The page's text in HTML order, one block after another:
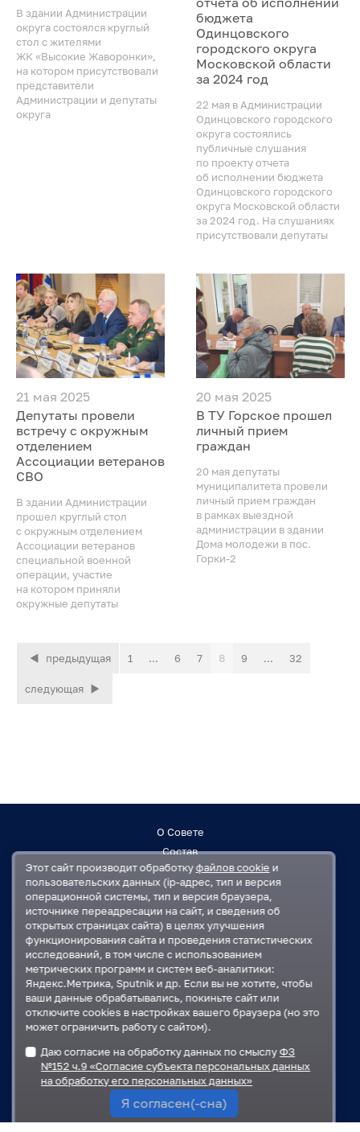
В здании Администрации
округа состоялся круглый
стол с жителями
ЖК «Высокие Жаворонки»,
на котором присутствовали
представители
Администрации и депутаты
округа
бюджета
Одинцовского
городского округа
Московской области
за 2024 год
22 мая в Администрации
Одинцовского городского
округа состоялись
публичные слушания
по проекту отчета
об исполнении бюджета
Одинцовского городского
округа Московской области
за 2024 год. На слушаниях
присутствовали депутаты
21 мая 2025
Депутаты провели
встречу с окружным
отделением
Ассоциации ветеранов
СВО
В здании Администрации
прошел круглый стол
с окружным отделением
Ассоциации ветеранов
специальной военной
операции, участие
на котором приняли
окружные депутаты
20 мая 2025
В ТУ Горское прошел
личный прием
граждан
20 мая депутаты
муниципалитета провели
личный прием граждан
в рамках выездной
администрации в здании
Дома молодежи в пос.
Горки-2
предыдущая 1 ... 6 7 8 9 ... 32
следующая
О Совете
Состав
Заседания
Контакты
Регламент
План работ
Решения
Государственная Дума
Московская областная Дума
Администрация Одинцовского городского округа
Этот сайт производит обработкуфайлов cookie и
пользовательских данных (ip-адрес, тип и версия
операционной системы, тип и версия браузера,
источнике переадресации на сайт, и сведения об
открытых страницах сайта) в целях улучшения
функционирования сайта и проведения статистических
исследований, в том числе с использованием
метрических программ и систем веб-аналитики:
Яндекс.Метрика, Sputnik и др. Если вы не хотите, чтобы
ваши данные обрабатывались, покиньте сайт или
отключите cookies в настройках вашего браузера (но это
может ограничить работу с сайтом).
Даю согласие на обработку данных по смыслуФЗ
№152 ч.9 «Согласие субъекта персональных данных
на обработку его персональных данных»
Я согласен(-сна)